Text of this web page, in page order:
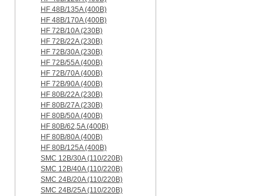
HF 48B/135A (400B)
HF 48B/170A (400B)
HF 72B/10A (230B)
HF 72B/22A (230B)
HF 72B/30A (230B)
HF 72B/55A (400B)
HF 72B/70A (400B)
HF 72B/90A (400B)
HF 80B/22A (230B)
HF 80B/27A (230B)
HF 80B/50A (400B)
HF 80B/62,5A (400B)
HF 80B/80A (400B)
HF 80B/125A (400B)
SMC 12B/30A (110/220B)
SMC 12B/40A (110/220B)
SMC 24B/20A (110/220B)
SMC 24B/25A (110/220B)